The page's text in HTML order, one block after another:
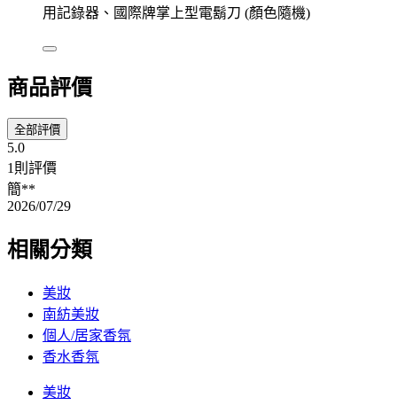
用記錄器、國際牌掌上型電鬍刀 (顏色隨機)
商品評價
全部評價
5.0
1則評價
簡**
2026/07/29
相關分類
美妝
南紡美妝
個人/居家香氛
香水香氛
美妝